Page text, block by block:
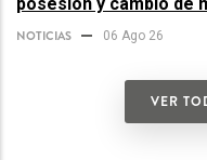
NOTICIAS 06 Ago 26
VER